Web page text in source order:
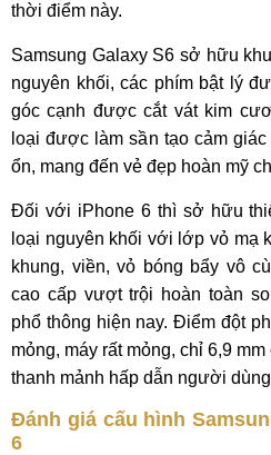
thời điểm này.
Samsung Galaxy S6 sở hữu
nguyên khối, các phím bật lý
góc cạnh được cắt vát kim
loại được làm sần tạo cảm
ổn, mang đến vẻ đẹp hoàn mỹ
Đối với iPhone 6 thì sở hữu
loại nguyên khối với lớp vỏ mạ
khung, viền, vỏ bóng bẩy vô
cao cấp vượt trội hoàn toàn
phổ thông hiện nay. Điểm đột
mỏng, máy rất mỏng, chỉ 6,9
thanh mảnh hấp dẫn người
Đánh giá cấu hình
6